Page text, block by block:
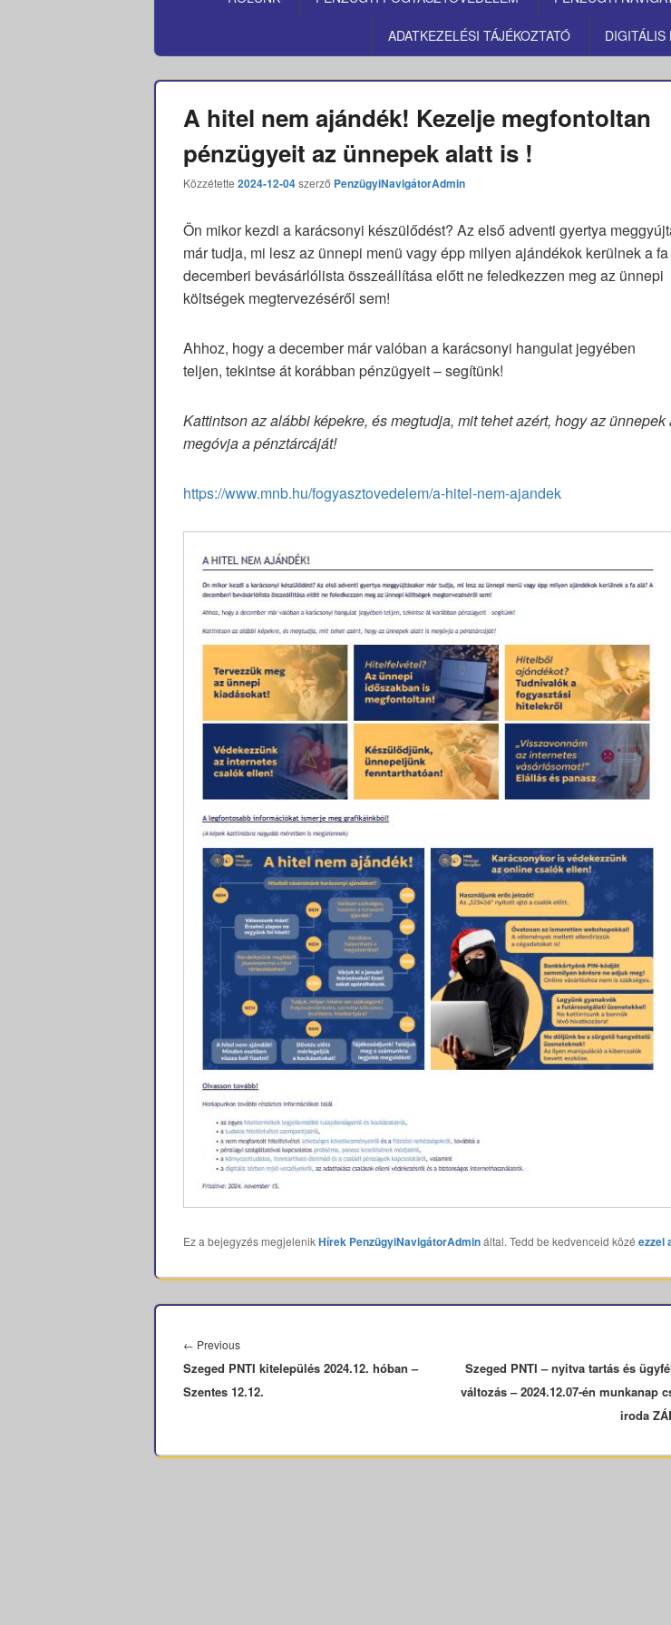
ADATKEZELÉSI TÁJÉKOZTATÓ DIGITÁLIS
A hitel nem ajándék! Kezelje megfontoltan
pénzügyeit az ünnepek alatt is !
Közzétette 2024-12-04szerző PenzügyiNavigátorAdmin
Ön mikor kezdi a karácsonyi készülődést? Az első adventi gyertya
már tudja, mi lesz az ünnepi menü vagy épp milyen ajándékok kerülnek a
decemberi bevásárlólista összeállítása előtt ne feledkezzen meg az ünnepi
költségek megtervezéséről sem!
Ahhoz, hogy a december már valóban a karácsonyi hangulat jegyében
teljen, tekintse át korábban pénzügyeit – segítünk!
Kattintson az alábbi képekre, és megtudja, mit tehet azért, hogy az ünnepek
megóvja a pénztárcáját!
https://www.mnb.hu/fogyasztovedelem/a-hitel-nem-ajandek
Ez a bejegyzés megjelenikHírek PenzügyiNavigátorAdmináltal. Tedd be kedvenceid közé ezzel
navigáció
← PreviousPrevious
post:
Szeged PNTI kitelepülés 2024.12. hóban –
Szentes 12.12.
Szeged PNTI – nyitva tartás és
változás – 2024.12.07-én munkanap
iroda